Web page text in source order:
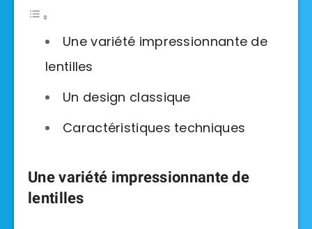
Une variété impressionnante de
lentilles
Un design classique
Caractéristiques techniques
Une variété impressionnante de
lentilles